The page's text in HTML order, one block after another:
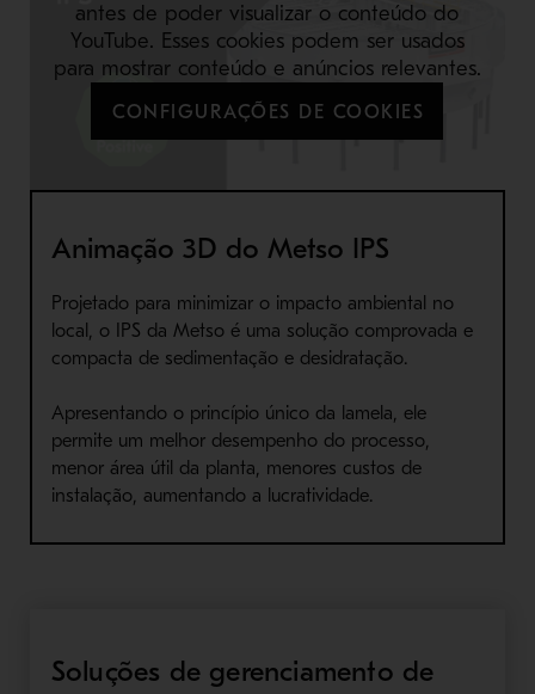
antes de poder visualizar o conteúdo do
YouTube. Esses cookies podem ser usados
para mostrar conteúdo e anúncios relevantes.
CONFIGURAÇÕES DE COOKIES
Animação 3D do Metso IPS
Projetado para minimizar o impacto ambiental no
local, o IPS da Metso é uma solução comprovada e
compacta de sedimentação e desidratação.
Apresentando o princípio único da lamela, ele
permite um melhor desempenho do processo,
menor área útil da planta, menores custos de
instalação, aumentando a lucratividade.
Soluções de gerenciamento de